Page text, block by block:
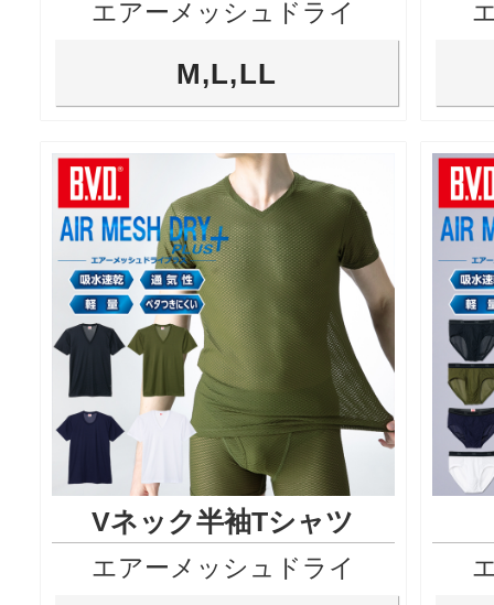
エアーメッシュドライ
M,L,LL
Vネック半袖Tシャツ
エアーメッシュドライ